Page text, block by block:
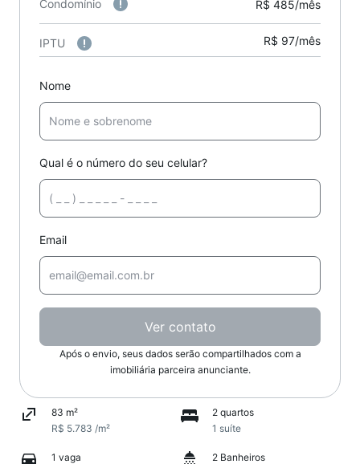
Condomínio R$ 485/mês
IPTU R$ 97/mês
Nome
Qual é o número do seu celular?
Email
Ver contato
Após o envio, seus dados serão compartilhados com a
imobiliária parceira anunciante.
83 m²
R$ 5.783 /m²
2 quartos
1 suíte
1 vaga 2 Banheiros